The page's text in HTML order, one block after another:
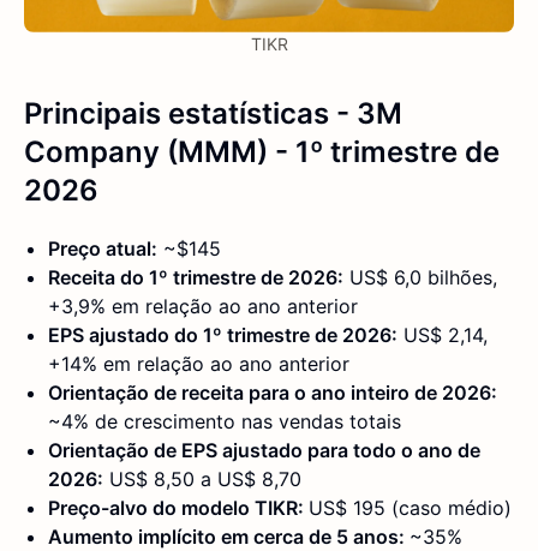
TIKR
Principais estatísticas - 3M
Company (MMM) - 1º trimestre de
2026
Preço atual: ~$145
Receita do 1º trimestre de 2026: US$ 6,0 bilhões,
+3,9% em relação ao ano anterior
EPS ajustado do 1º trimestre de 2026: US$ 2,14,
+14% em relação ao ano anterior
Orientação de receita para o ano inteiro de 2026:
~4% de crescimento nas vendas totais
Orientação de EPS ajustado para todo o ano de
2026: US$ 8,50 a US$ 8,70
Preço-alvo do modelo TIKR: US$ 195 (caso médio)
Aumento implícito em cerca de 5 anos: ~35%